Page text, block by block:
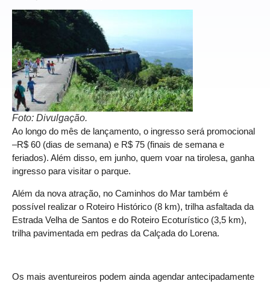
Foto: Divulgação.
Ao longo do mês de lançamento, o ingresso será promocional
–R$ 60 (dias de semana) e R$ 75 (finais de semana e
feriados). Além disso, em junho, quem voar na tirolesa, ganha
ingresso para visitar o parque.
Além da nova atração, no Caminhos do Mar também é
possível realizar o Roteiro Histórico (8 km), trilha asfaltada da
Estrada Velha de Santos e do Roteiro Ecoturístico (3,5 km),
trilha pavimentada em pedras da Calçada do Lorena.
Os mais aventureiros podem ainda agendar antecipadamente